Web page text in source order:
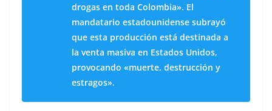
drogas en toda Colombia». El
mandatario estadounidense subrayó
que esta producción está destinada a
la venta masiva en Estados Unidos,
provocando «muerte, destrucción y
estragos».